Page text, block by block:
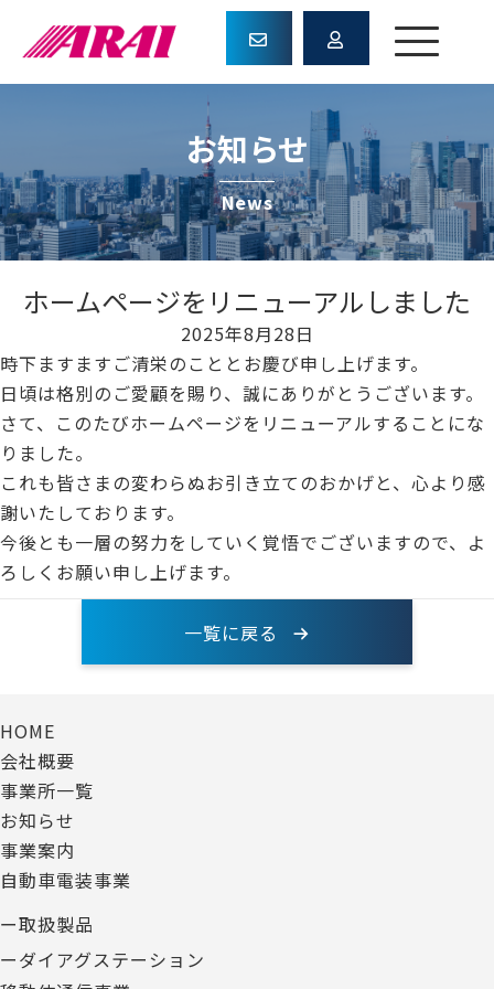
お知らせ
News
ホームページをリニューアルしました
2025年8月28日
時下ますますご清栄のこととお慶び申し上げます。
日頃は格別のご愛顧を賜り、誠にありがとうございます。
さて、このたびホームページをリニューアルすることにな
りました。
これも皆さまの変わらぬお引き立てのおかげと、心より感
謝いたしております。
今後とも一層の努力をしていく覚悟でございますので、よ
ろしくお願い申し上げます。
一覧に戻る
HOME
会社概要
事業所一覧
お知らせ
事業案内
自動車電装事業
ー取扱製品
ーダイアグステーション